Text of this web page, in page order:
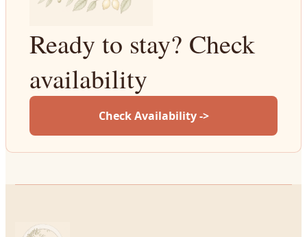
Ready to stay? Check
availability
Check Availability ->